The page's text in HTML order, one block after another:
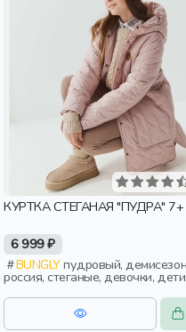
КУРТКА СТЕГАНАЯ "ПУДРА" 7+
6 999 ₽
BUNGLYпудровый, демисезон,
россия, стеганые, девочки, дети,
школьники, подростки